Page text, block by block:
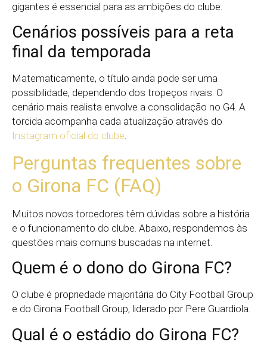
gigantes é essencial para as ambições do clube.
Cenários possíveis para a reta
final da temporada
Matematicamente, o título ainda pode ser uma
possibilidade, dependendo dos tropeços rivais. O
cenário mais realista envolve a consolidação no G4. A
torcida acompanha cada atualização através do
Instagram oficial do clube.
Perguntas frequentes sobre
o Girona FC (FAQ)
Muitos novos torcedores têm dúvidas sobre a história
e o funcionamento do clube. Abaixo, respondemos às
questões mais comuns buscadas na internet.
Quem é o dono do Girona FC?
O clube é propriedade majoritária do City Football Group
e do Girona Football Group, liderado por Pere Guardiola.
Qual é o estádio do Girona FC?